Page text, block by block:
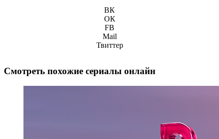
ВК
ОК
FB
Mail
Твиттер
Смотреть похожие сериалы онлайн